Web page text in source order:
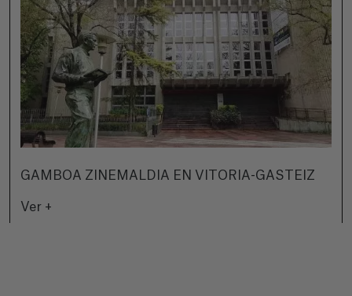
GAMBOA ZINEMALDIA EN VITORIA-GASTEIZ
Ver +